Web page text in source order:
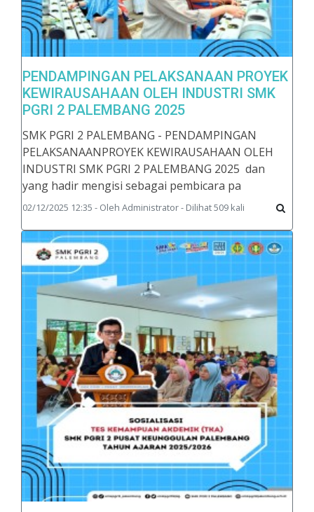
PENDAMPINGAN PELAKSANAAN PROYEK
KEWIRAUSAHAAN OLEH INDUSTRI SMK
PGRI 2 PALEMBANG 2025
SMK PGRI 2 PALEMBANG - PENDAMPINGAN
PELAKSANAANPROYEK KEWIRAUSAHAAN OLEH
INDUSTRI SMK PGRI 2 PALEMBANG 2025 dan
yang hadir mengisi sebagai pembicara pa
02/12/2025 12:35 - Oleh Administrator - Dilihat 509 kali